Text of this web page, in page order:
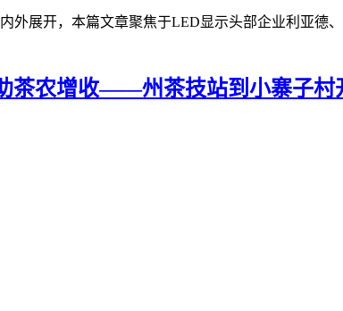
外展开，本篇文章聚焦于LED显示头部企业利亚
茶农增收——州茶技站到小寨子村